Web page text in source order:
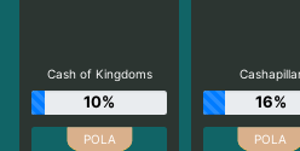
Cash of Kingdoms
10% 16%